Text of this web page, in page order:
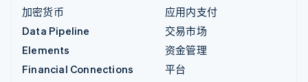
加密货币
Data Pipeline
Elements
Financial Connections
应用内支付
交易市场
资金管理
平台